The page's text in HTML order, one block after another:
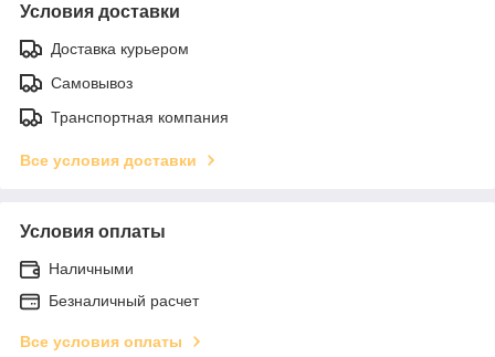
Условия доставки
Доставка курьером
Самовывоз
Транспортная компания
Все условия доставки
Условия оплаты
Наличными
Безналичный расчет
Все условия оплаты